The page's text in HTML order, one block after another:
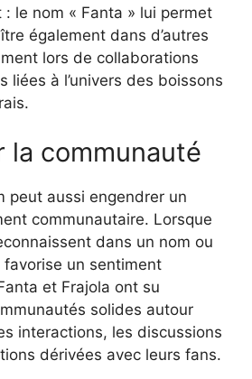
le nom « Fanta » lui permet
également dans d’autres
lors de collaborations
liées à l’univers des boissons
la communauté
peut aussi engendrer un
communautaire. Lorsque
dans un nom ou
un sentiment
et Frajola ont su
solides autour
interactions, les discussions
dérivées avec leurs fans.